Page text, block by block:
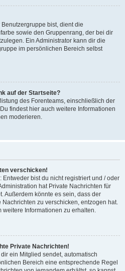
bist, dient die
sowie den Gruppenrang, der bei dir
Ein Administrator kann dir die
im persönlichen Bereich selbst
auf der Startseite?
des Forenteams, einschließlich der
findest hier auch weitere Informationen
moderieren.
verschicken!
bist du nicht registriert und / oder
hat Private Nachrichten für
Außerdem könnte es sein, dass der
zu verschicken, entzogen hat.
weitere Informationen zu erhalten.
Private Nachrichten!
ein Mitglied sendet, automatisch
Bereich eine entsprechende Regel